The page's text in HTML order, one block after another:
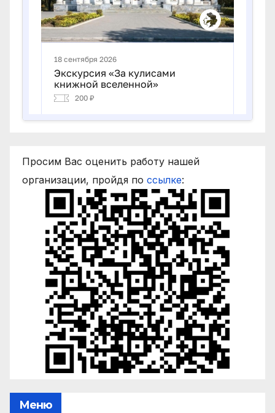
Просим Вас оценить работу нашей
организации, пройдя по ссылке:
Меню